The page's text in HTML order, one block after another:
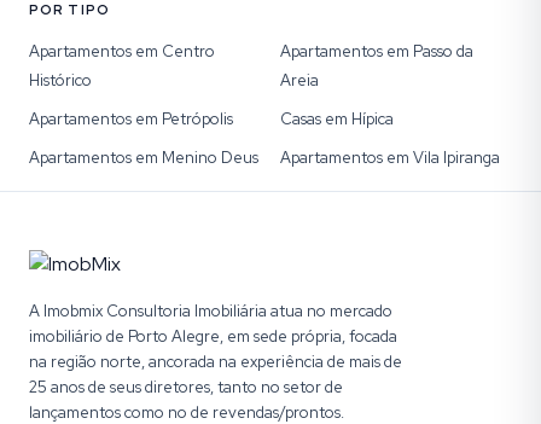
POR TIPO
Apartamentos em Centro
Histórico
Apartamentos em Passo da
Areia
Apartamentos em Petrópolis
Casas em Hípica
Apartamentos em Menino Deus
Apartamentos em Vila Ipiranga
A Imobmix Consultoria Imobiliária atua no mercado
imobiliário de Porto Alegre, em sede própria, focada
na região norte, ancorada na experiência de mais de
25 anos de seus diretores, tanto no setor de
lançamentos como no de revendas/prontos.